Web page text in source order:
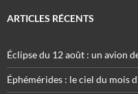
ARTICLES RÉCENTS
Éclipse du 12 août : un avion
Éphémérides : le ciel du mois